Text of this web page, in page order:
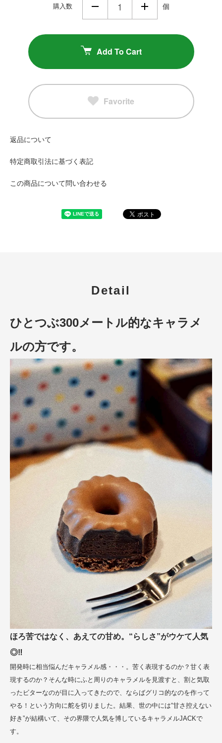
購入数 個
Add To Cart
Favorite
返品について
特定商取引法に基づく表記
この商品について問い合わせる
Detail
ひとつぶ300メートル的なキャラメ
ルの方です。
ほろ苦ではなく、あえての甘め。“らしさ”がウケて人気
◎‼
開発時に相当悩んだキャラメル感・・・。苦く表現するのか？甘く表
現するのか？そんな時にふと周りのキャラメルを見渡すと、割と気取
ったビターなのが目に入ってきたので、ならばグリコ的なのを作って
やる！という方向に舵を切りました。結果、世の中には“甘さ控えない
好き”が結構いて、その界隈で人気を博しているキャラメルJACKで
す。